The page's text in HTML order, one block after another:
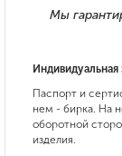
Мы
Индивидуальная
Паспорт и
нем - бирка. На
оборотной
изделия.